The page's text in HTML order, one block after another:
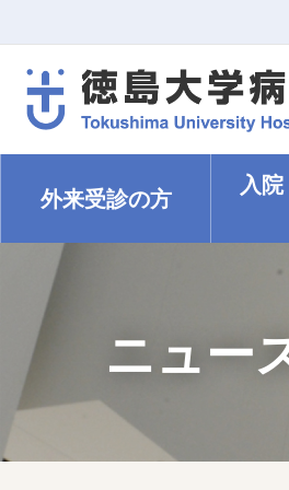
外来受診の方 入院
ニュー